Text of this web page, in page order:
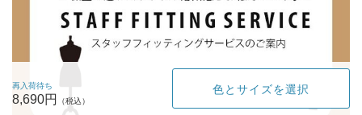
再入荷待ち
8,690円
色とサイズを選択